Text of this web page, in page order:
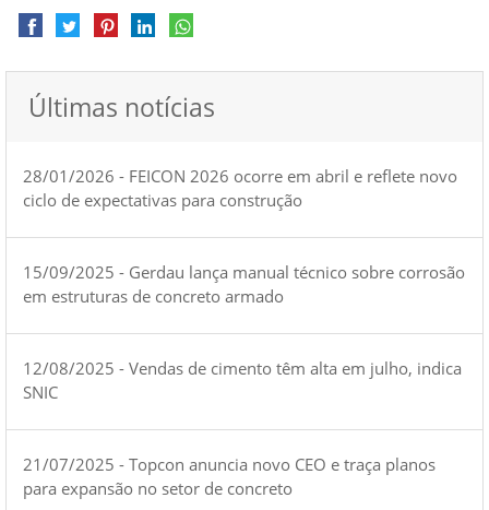
Últimas notícias
28/01/2026 - FEICON 2026 ocorre em abril e reflete novo
ciclo de expectativas para construção
15/09/2025 - Gerdau lança manual técnico sobre corrosão
em estruturas de concreto armado
12/08/2025 - Vendas de cimento têm alta em julho, indica
SNIC
21/07/2025 - Topcon anuncia novo CEO e traça planos
para expansão no setor de concreto